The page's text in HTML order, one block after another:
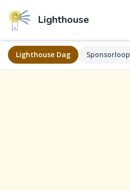
Lighthouse
Lighthouse Dag Sponsorloop